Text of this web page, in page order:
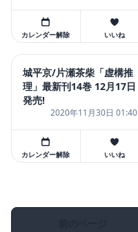
カレンダー解除 いいね
城平京/片瀬茶柴「虚構推
理」最新刊14巻 12月17日
発売!
2020年11月30日 01:40
カレンダー解除 いいね